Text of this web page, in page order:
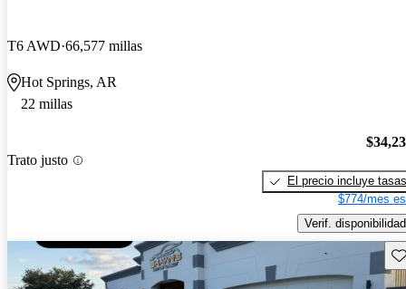
T6 AWD 66,577 millas
Hot Springs, AR
22 millas
Trato justo
El precio incluye tasas
$774/mes
Verif. disponibilidad